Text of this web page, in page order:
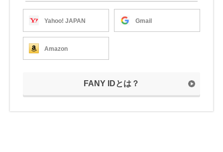
Yahoo! JAPAN Gmail
Amazon
FANY IDとは？